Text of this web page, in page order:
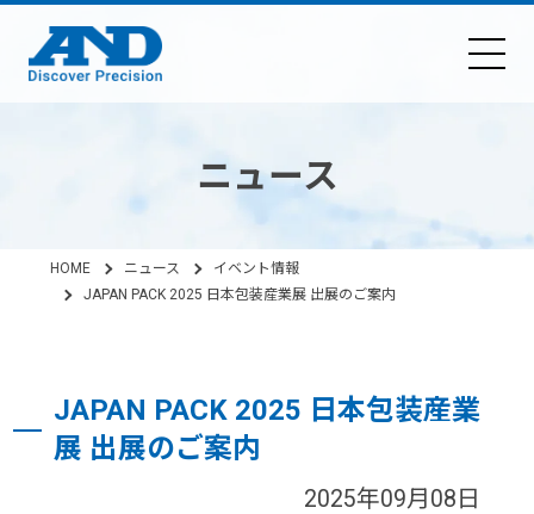
ニュース
HOME ニュース
イベント情報
JAPAN PACK 2025 日本包装産業展 出展のご案内
JAPAN PACK 2025 日本包装産業
展 出展のご案内
2025年09月08日